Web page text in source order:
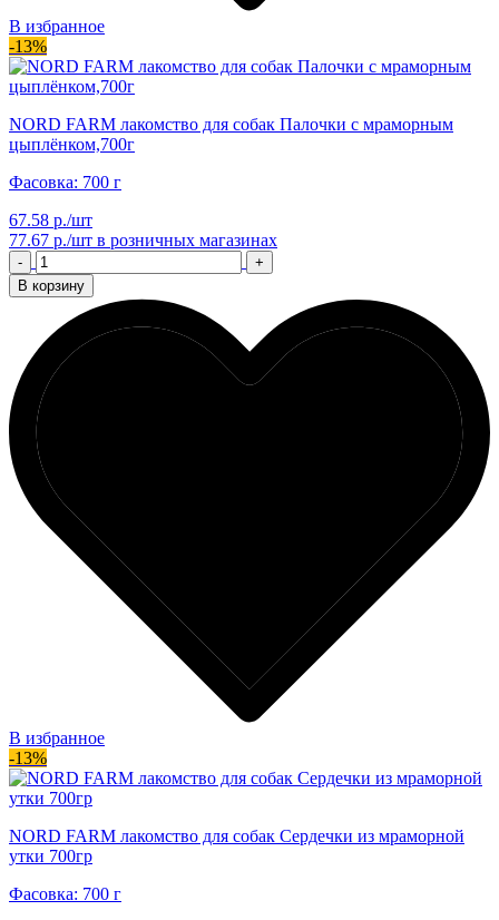
В избранное
-13%
NORD FARM лакомство для собак Палочки с мраморным
цыплёнком,700г
Фасовка: 700 г
67.58 р./шт
77.67 р./шт в розничных магазинах
-
+
В корзину
В избранное
-13%
NORD FARM лакомство для собак Сердечки из мраморной
утки 700гр
Фасовка: 700 г